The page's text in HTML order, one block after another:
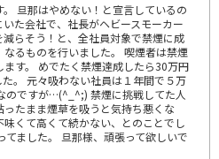
旦那はやめない！と宣言しているの
た会社で、社長がヘビースモーカー
らそう！と、全社員対象で禁煙に成
るものを行いました。 喫煙者は禁煙
す。 めでたく禁煙達成したら30万円
。 元々吸わない社員は１年間で５万
のですが…(^_^;) 禁煙に挑戦してた人
たまま煙草を吸うと気持ち悪くな
くて高くて続かない、とのことでし
てました。 旦那様、頑張って欲しいで